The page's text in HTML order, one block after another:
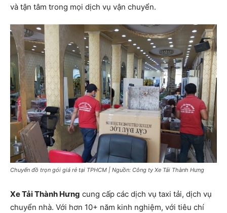
và tận tâm trong mọi dịch vụ vận chuyển.
Chuyển đồ trọn gói giá rẻ tại TPHCM | Nguồn: Công ty Xe Tải Thành Hưng
Xe Tải Thành Hưng cung cấp các dịch vụ taxi tải, dịch vụ
chuyển nhà. Với hơn 10+ năm kinh nghiệm, với tiêu chí